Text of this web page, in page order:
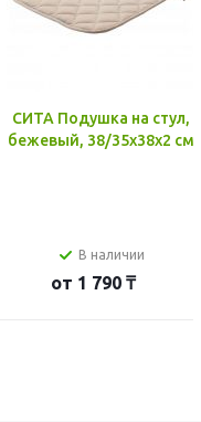
СИТА Подушка на стул,
бежевый, 38/35x38x2 см
В наличии
от 1 790 ₸